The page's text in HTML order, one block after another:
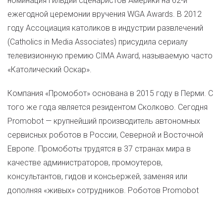
ежегодной церемонии вручения WGA Awards. В 2012
году Ассоциация католиков в индустрии развлечений
(Catholics in Media Associates) присудила сериалу
телевизионную премию CIMA Award, называемую часто
«Католический Оскар».
Компания «Промобот» основана в 2015 году в Перми. С
того же года является резидентом Сколково. Сегодня
Promobot — крупнейший производитель автономных
сервисных роботов в России, Северной и Восточной
Европе. Промоботы трудятся в 37 странах мира в
качестве администраторов, промоутеров,
консультантов, гидов и консьержей, заменяя или
дополняя «живых» сотрудников. Роботов Promobot